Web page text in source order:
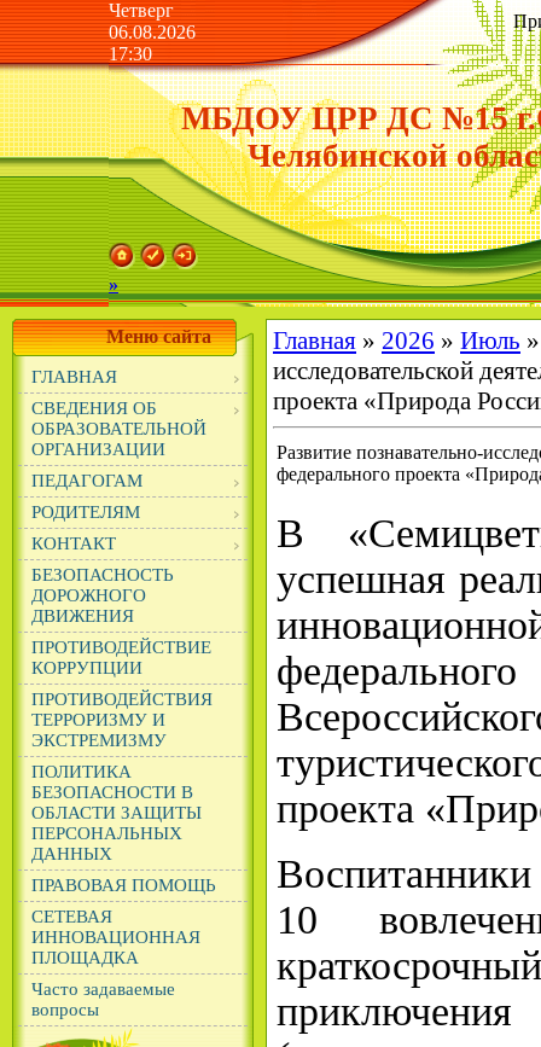
Четверг
06.08.2026
17:30
МБДОУ ЦРР ДС №15
Челябинской
»
Меню сайта
ГЛАВНАЯ
СВЕДЕНИЯ ОБ
ОБРАЗОВАТЕЛЬНОЙ
ОРГАНИЗАЦИИ
ПЕДАГОГАМ
РОДИТЕЛЯМ
КОНТАКТ
БЕЗОПАСНОСТЬ
ДОРОЖНОГО
ДВИЖЕНИЯ
ПРОТИВОДЕЙСТВИЕ
КОРРУПЦИИ
ПРОТИВОДЕЙСТВИЯ
ТЕРРОРИЗМУ И
ЭКСТРЕМИЗМУ
ПОЛИТИКА
БЕЗОПАСНОСТИ В
ОБЛАСТИ ЗАЩИТЫ
ПЕРСОНАЛЬНЫХ
ДАННЫХ
ПРАВОВАЯ ПОМОЩЬ
СЕТЕВАЯ
ИННОВАЦИОННАЯ
ПЛОЩАДКА
Часто задаваемые
вопросы
Главная » 2026 » Июль »
исследовательской
проекта «Природа
Развитие познавательно-
федерального проекта
В
успешная
проекта
10